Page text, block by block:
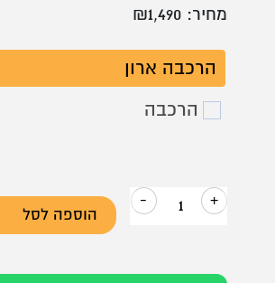
מחיר: ₪1,490
הרכבה ארון
הרכבה
+
כמות
כוננית
-
הוספה לסל